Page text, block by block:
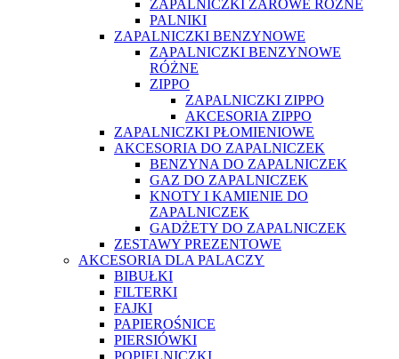
ZAPALNICZKI ŻAROWE RÓZNE
PALNIKI
ZAPALNICZKI BENZYNOWE
ZAPALNICZKI BENZYNOWE
RÓŻNE
ZIPPO
ZAPALNICZKI ZIPPO
AKCESORIA ZIPPO
ZAPALNICZKI PŁOMIENIOWE
AKCESORIA DO ZAPALNICZEK
BENZYNA DO ZAPALNICZEK
GAZ DO ZAPALNICZEK
KNOTY I KAMIENIE DO
ZAPALNICZEK
GADŻETY DO ZAPALNICZEK
ZESTAWY PREZENTOWE
AKCESORIA DLA PALACZY
BIBUŁKI
FILTERKI
FAJKI
PAPIEROŚNICE
PIERSIÓWKI
POPIELNICZKI